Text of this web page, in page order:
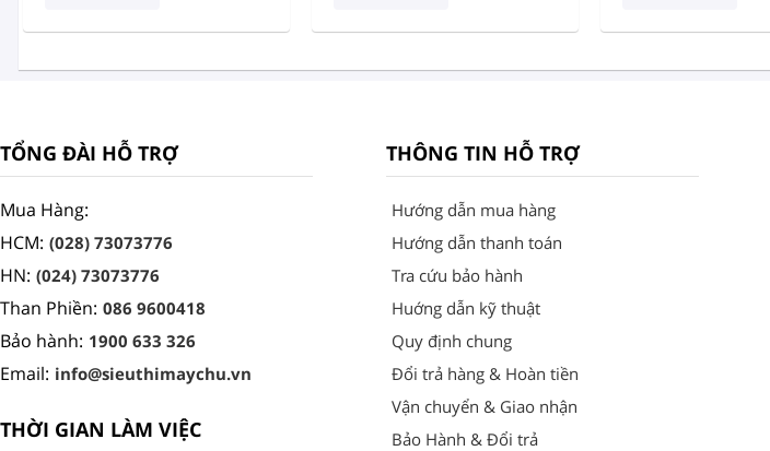
TỔNG ĐÀI HỖ TRỢ
Mua Hàng:
HCM: (028) 73073776
HN: (024) 73073776
Than Phiền: 086 9600418
Bảo hành: 1900 633 326
Email: info@sieuthimaychu.vn
THỜI GIAN LÀM VIỆC
THÔNG TIN HỖ TRỢ
Hướng dẫn mua hàng
Hướng dẫn thanh toán
Tra cứu bảo hành
Huớng dẫn kỹ thuật
Quy định chung
Đổi trả hàng & Hoàn tiền
Vận chuyển & Giao nhận
Bảo Hành & Đổi trả